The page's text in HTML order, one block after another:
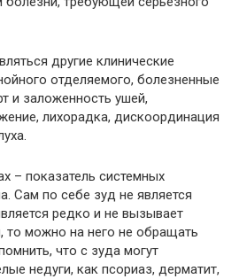
другие клинические
отделяемого, болезненные
и заложенность ушей,
лихорадка, дискоординация
– показатель системных
Сам по себе зуд не является
редко и не вызывает
то можно на него не обращать
что с зуда могут
недуги, как псориаз, дерматит,